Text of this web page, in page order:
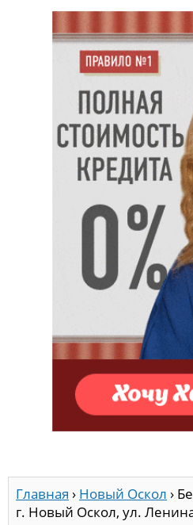
Главная › Новый Оскол ›
г. Новый Оскол, ул.